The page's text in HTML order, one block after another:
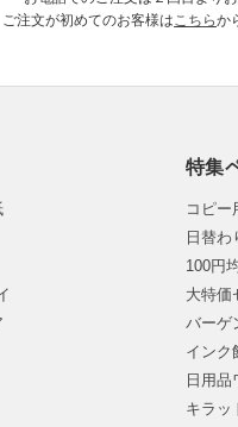
ご注文が初めてのお客様はこちらか
特集
コピー
日替
100円
大特価
バーゲ
インク
日用品
キラッ